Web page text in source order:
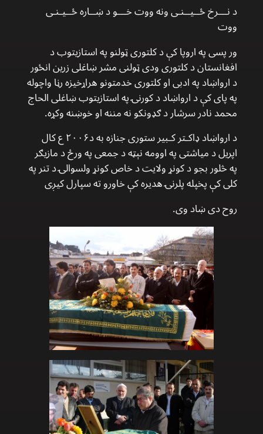
د نـــرخ ځــیــنـی ونه ووت خـــو د ښــاره ځــیـنـی
ووت
ور پسی په اروپا کې د کلتوری ټولنو په استازیتوب د
افغانستان د کلتوری ودی ټولنی مشر ښاغلی زرین انځور
د ارواښاد په ادبی او کلتوری خدمتونو هراړخیزه رڼا واچوله
په پای کې د ارواښاد د کورنۍ په استازیتوب ښاغلی الحاج
محمد نادر سرشار د ګډونکو نه مننه او خوښنه وکړه.
د ارواښاد ډاکـتر کـبیر ستوری جنازه به د۲۰۰۶ ع کال
اپریل د میاشتی په اوومه نېټه د جمعی په ورځ د مازیګر
په څلور بجو د کونړ ولایت د خاص کونړ ولسوالۍ د تنر په
کلی کې پخپله پلرنۍ هدیره کې خاورو ته سپارل کیږی
روح دی ښاد وی.